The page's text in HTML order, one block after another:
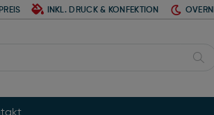
INKL. DRUCK & KONFEKTION